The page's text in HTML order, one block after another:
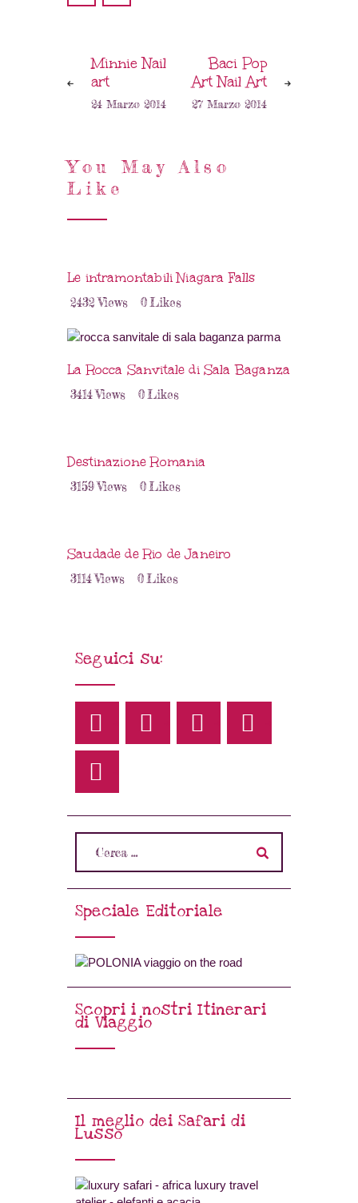
Minnie Nail
art
24 Marzo 2014
Baci Pop
Art Nail Art
27 Marzo 2014
You May Also
Like
Le intramontabili Niagara Falls
2432 Views 0Likes
La Rocca Sanvitale di Sala Baganza
3414Views 0Likes
Destinazione Romania
3159Views 0Likes
Saudade de Rio de Janeiro
3114Views 0Likes
Seguici su:
Speciale Editoriale
Scopri i nostri Itinerari
di Viaggio
Il meglio dei Safari di
Lusso